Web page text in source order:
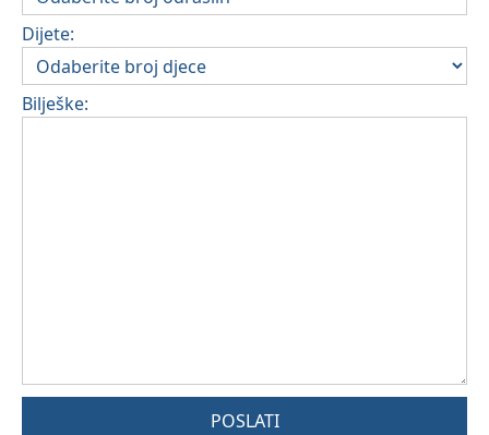
Dijete:
Bilješke:
POSLATI